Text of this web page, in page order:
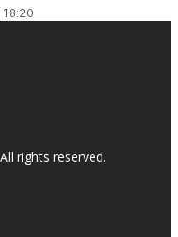
rights reserved.